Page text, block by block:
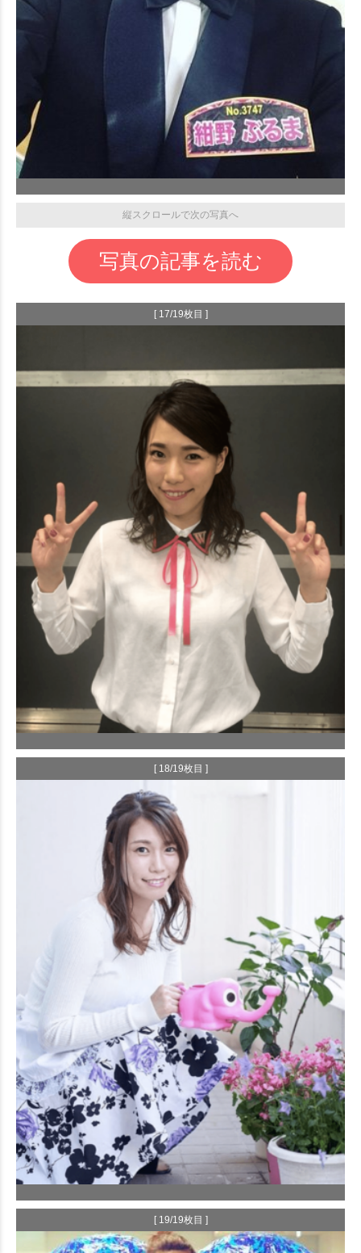
縦スクロールで次の写真へ
写真の記事を読む
[ 17/19枚目 ]
[ 18/19枚目 ]
[ 19/19枚目 ]